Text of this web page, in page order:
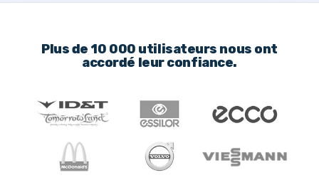
Plus de 10 000 utilisateurs nous ont
accordé leur confiance.